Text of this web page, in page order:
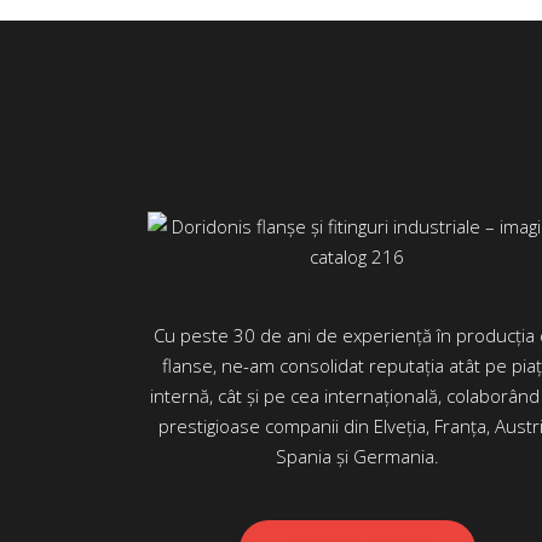
Cu peste 30 de ani de experiență în producția
flanse, ne-am consolidat reputația atât pe
internă, cât și pe cea internațională,
prestigioase companii din Elveția, Franța,
Spania și Germania.